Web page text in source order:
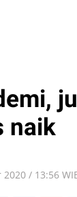
naik
/ 13:56